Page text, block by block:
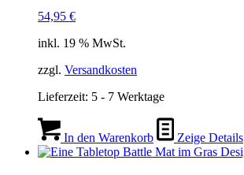
54,95 €
inkl. 19 % MwSt.
zzgl. Versandkosten
Lieferzeit: 5 - 7 Werktage
In den Warenkorb Zeige Details